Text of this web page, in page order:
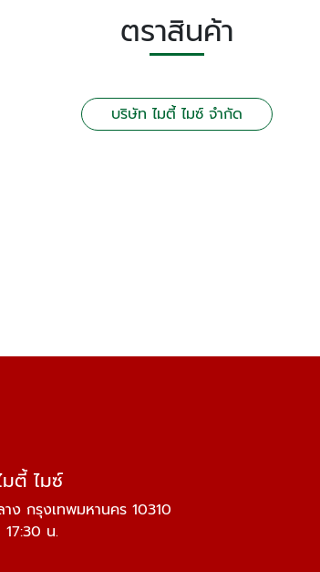
ตราสินค้า
บริษัท ไมตี้ ไมซ์ จำกัด
มตี้ ไมซ์
ง กรุงเทพมหานคร 10310
น.